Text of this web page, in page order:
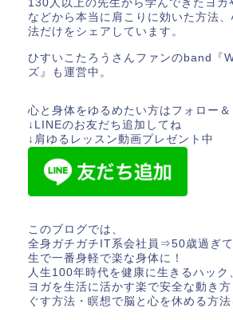
130人以上の先生から学んできたヨガ
などから本当に肩こりに効いた方法
法だけをシェアしています。
ひすいこたろうさんファンのband『
ズ』も運営中。
心と身体をゆるめたい方はフォロー＆
↓LINEのお友だち追加してね
↓肩ゆるレッスン動画プレゼント中
このブログでは、
全身ガチガチIT系会社員⇒50歳過ぎ
生で一番身軽で楽な身体に！
人生100年時代を健康に生きるハック
ヨガを生活に活かす楽で安全な動き
ぐす方法・瞑想で脳と心を休める方法